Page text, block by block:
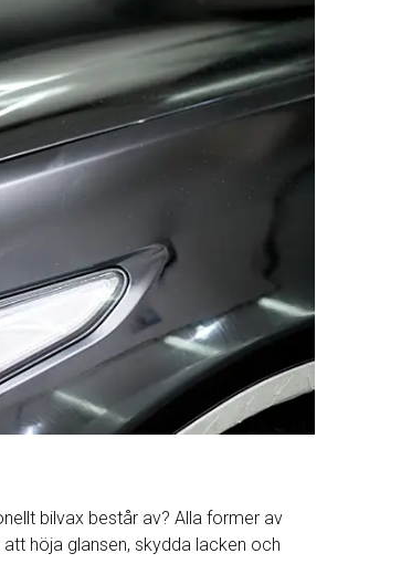
bilvax består av? Alla former av
höja glansen, skydda lacken och